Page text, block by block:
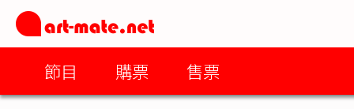
節目 購票 售票